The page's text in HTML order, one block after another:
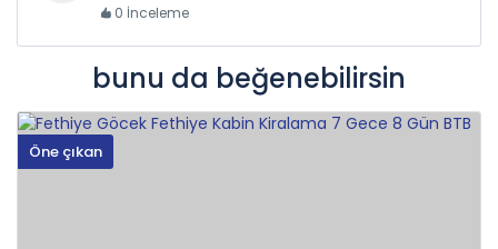
0 İnceleme
bunu da beğenebilirsin
Öne çıkan